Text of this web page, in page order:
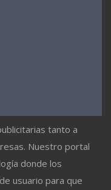
tanto a
Nuestro portal
donde los
usuario para que